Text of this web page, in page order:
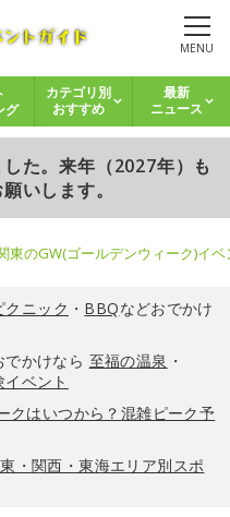
MENU
グ
カテゴリ別
おすすめ
最新
ニュース
た。来年（2027年）も
いします。
東のGW(ゴールデンウィーク)イ
クニック ・ BBQなどおでかけ
かけなら 至福の温泉 ・
ベント
クはいつから？混雑ピーク予
・関西・東海エリア別スポ